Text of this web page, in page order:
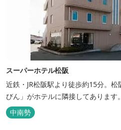
スーパーホテル松阪
近鉄・JR松阪駅より徒歩約15分。
びん」がホテルに隣接してあります。
中南勢